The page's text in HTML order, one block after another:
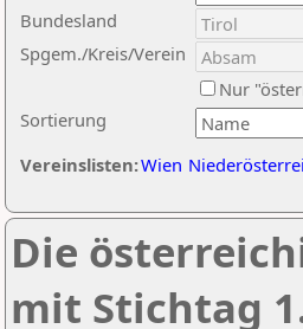
Sortierung
Bundesland
Spgem./Kreis/Verein
Nur
Vereinslisten:Wien
Die
mit Stichtag